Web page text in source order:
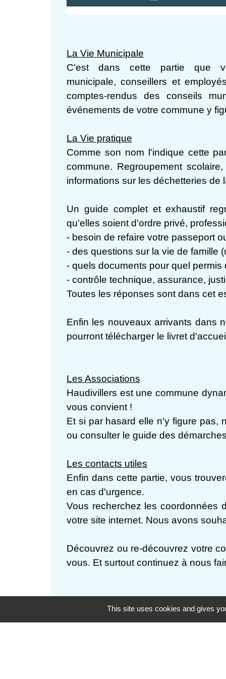
La Vie Municipale
C'est dans cette partie que
municipale, conseillers et
comptes-rendus des conseils
événements de votre commune y
La Vie pratique
Comme son nom l'indique cette
commune. Regroupement
informations sur les déchetteries de
Un guide complet et exhaustif
qu'elles soient d'ordre privé,
- besoin de refaire votre passeport
- des questions sur la vie de famille
- quels documents pour quel permis
- contrôle technique, assurance,
Toutes les réponses sont dans cet
Enfin les nouveaux arrivants dans
pourront télécharger le livret
Les Associations
Haudivillers est une commune
vous convient !
Et si par hasard elle n'y figure pas,
ou consulter le guide des
Les contacts utiles
Enfin dans cette partie, vous
en cas d'urgence.
Vous recherchez les coordonnées
votre site internet. Nous avons
Découvrez ou re-découvrez votre
vous. Et surtout continuez à nous
This site uses cookies and gives